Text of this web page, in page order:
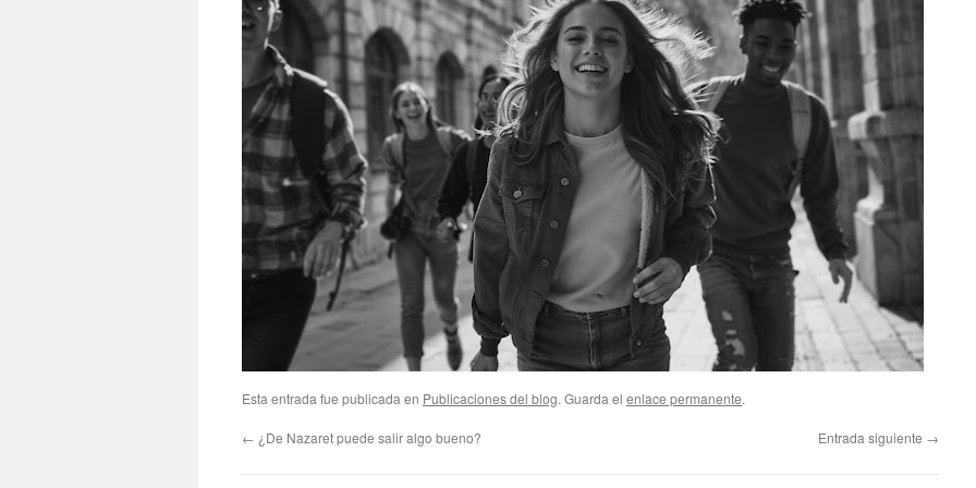
Esta entrada fue publicada en Publicaciones del blog. Guarda el enlace permanente.
← ¿De Nazaret puede salir algo bueno? Entrada siguiente →